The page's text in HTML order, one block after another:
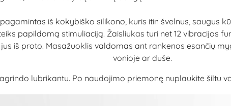
iš kokybiško silikono, kuris itin švelnus, saugus
papildomą stimuliaciją. Žaisliukas turi net 12 vibracijos
iš proto. Masažuoklis valdomas ant rankenos esančių
vonioje ar duše.
lubrikantu. Po naudojimo priemonę nuplaukite šiltu